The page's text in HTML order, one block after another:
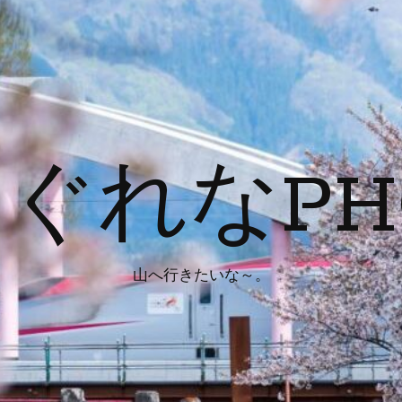
れな
山へ行きたいな～。